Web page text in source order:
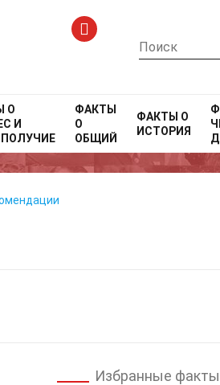
О
И
ФАКТЫ
О
ОБЩИЙ
ФАКТЫ О
ИСТОРИЯ
Избранные факты